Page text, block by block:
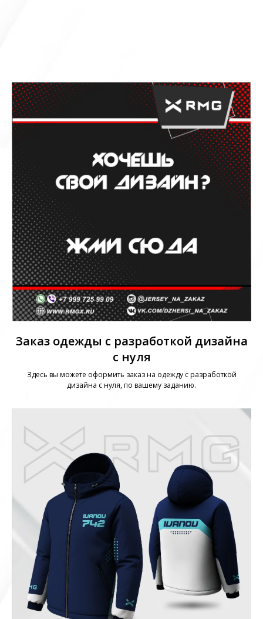
Заказ одежды с разработкой дизайна
с нуля
Здесь вы можете оформить заказ на одежду с разработкой
дизайна с нуля, по вашему заданию.